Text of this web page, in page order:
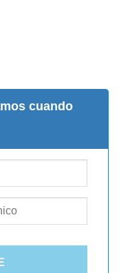
cuando